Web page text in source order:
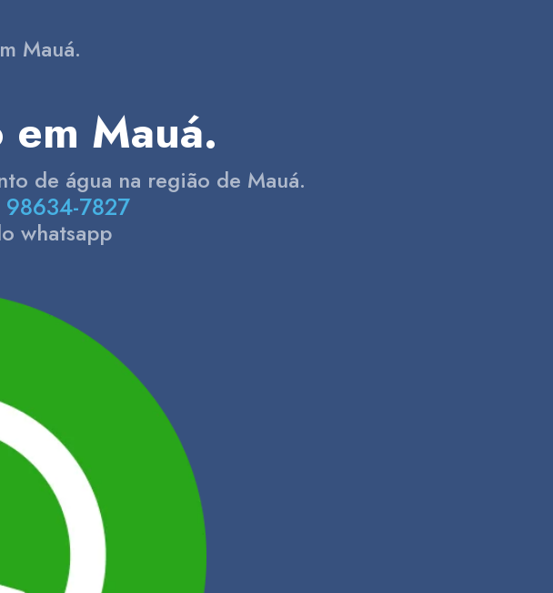
Mauá.
Mauá.
de água na região de Mauá.
98634-7827
whatsapp